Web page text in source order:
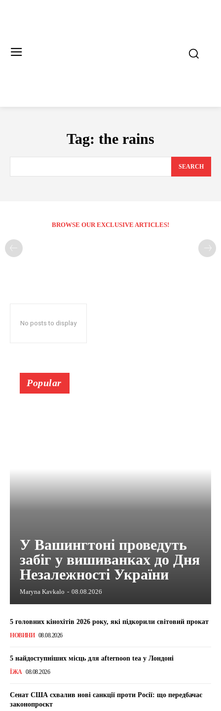
Tag: the rains
SEARCH
BROWSE OUR EXCLUSIVE ARTICLES!
No posts to display
Popular
У Вашингтоні проведуть
забіг у вишиванках до Дня
Незалежності України
Maryna Kavkalo - 08.08.2026
5 головних кінохітів 2026 року, які підкорили світовий прокат
НОВИНИ 08.08.2026
5 найдоступніших місць для afternoon tea у Лондоні
ЇЖА 08.08.2026
Сенат США схвалив нові санкції проти Росії: що передбачає
законопроєкт